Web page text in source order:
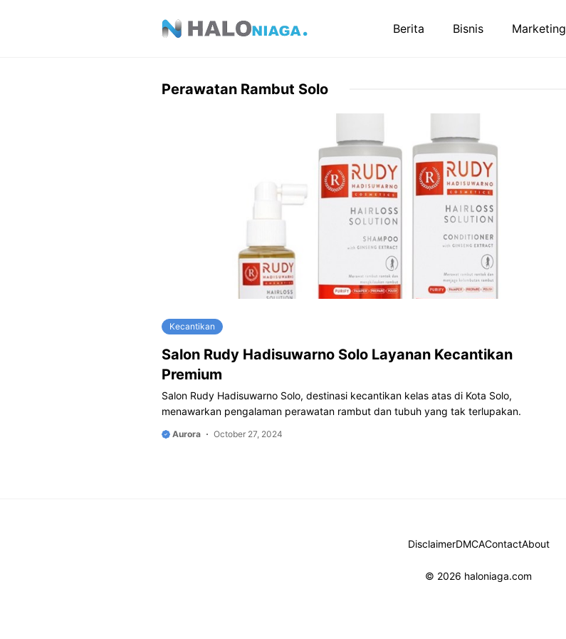
Berita Bisnis Marketing
Perawatan Rambut Solo
Kecantikan
Salon Rudy Hadisuwarno Solo Layanan Kecantikan
Premium
Salon Rudy Hadisuwarno Solo, destinasi kecantikan kelas atas di Kota Solo,
menawarkan pengalaman perawatan rambut dan tubuh yang tak terlupakan.
Aurora October 27, 2024
DisclaimerDMCAContactAbout
© 2026 haloniaga.com